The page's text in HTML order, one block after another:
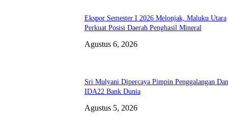
Ekspor Semester I 2026 Melonjak, Maluku Utara
Perkuat Posisi Daerah Penghasil Mineral
Agustus 6, 2026
Sri Mulyani Dipercaya Pimpin Penggalangan
IDA22 Bank Dunia
Agustus 5, 2026